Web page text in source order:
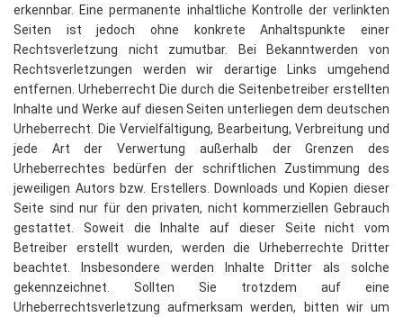
erkennbar. Eine permanente inhaltliche Kontrolle der verlinkten
Seiten ist jedoch ohne konkrete Anhaltspunkte einer
Rechtsverletzung nicht zumutbar. Bei Bekanntwerden von
Rechtsverletzungen werden wir derartige Links umgehend
entfernen. Urheberrecht Die durch die Seitenbetreiber erstellten
Inhalte und Werke auf diesen Seiten unterliegen dem deutschen
Urheberrecht. Die Vervielfältigung, Bearbeitung, Verbreitung und
jede Art der Verwertung außerhalb der Grenzen des
Urheberrechtes bedürfen der schriftlichen Zustimmung des
jeweiligen Autors bzw. Erstellers. Downloads und Kopien dieser
Seite sind nur für den privaten, nicht kommerziellen Gebrauch
gestattet. Soweit die Inhalte auf dieser Seite nicht vom
Betreiber erstellt wurden, werden die Urheberrechte Dritter
beachtet. Insbesondere werden Inhalte Dritter als solche
gekennzeichnet. Sollten Sie trotzdem auf eine
Urheberrechtsverletzung aufmerksam werden, bitten wir um